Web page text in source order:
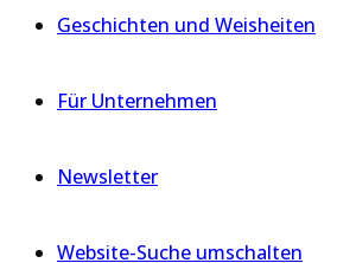
Geschichten und Weisheiten
Für Unternehmen
Newsletter
Website-Suche umschalten